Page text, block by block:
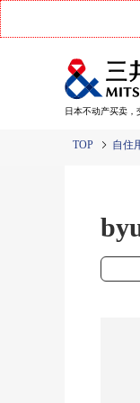
日本不动产买卖，
TOP 自住